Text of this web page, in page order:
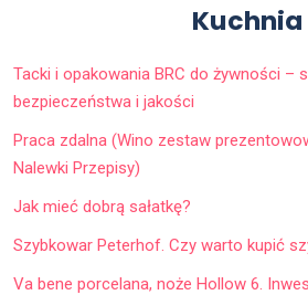
Kuchnia
Tacki i opakowania BRC do żywności –
bezpieczeństwa i jakości
Praca zdalna (Wino zestaw
Nalewki Przepisy)
Jak mieć dobrą sałatkę?
Szybkowar Peterhof. Czy warto kupić
Va bene porcelana, noże Hollow 6.